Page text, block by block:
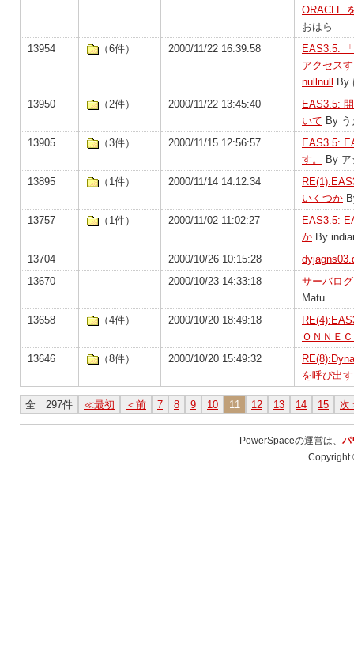
ORACLE
おはら
13954
（6件） 2000/11/22 16:39:58
EAS3.5:
アクセス
nullnull
By
13950
（2件） 2000/11/22 13:45:40
EAS3.5:
いて By う
13905
（3件） 2000/11/15 12:56:57
EAS3.5:
す。
By
13895
（1件） 2000/11/14 14:12:34
いくつか
13757
（1件） 2000/11/02 11:02:27
EAS3.5:
か By
13704
2000/10/26 10:15:28
13670
2000/10/23 14:33:18
サーバロ
Matu
13658
（4件） 2000/10/20 18:49:18
ＯＮＮＥ
13646
（8件） 2000/10/20 15:49:32
を呼び出
全 297件 ≪最初 ＜前 7 8 9 10 11 12 13 14 15 次
PowerSpaceの運営は、 パ
Copyright